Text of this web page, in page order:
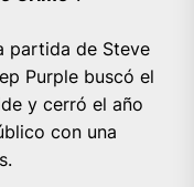
partida de Steve
Purple buscó el
y cerró el año
con una